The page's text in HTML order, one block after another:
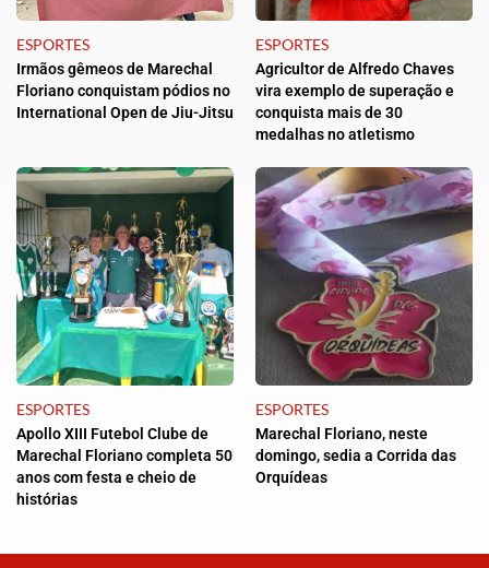
ESPORTES
Irmãos gêmeos de Marechal
Floriano conquistam pódios no
International Open de Jiu-Jitsu
ESPORTES
Agricultor de Alfredo Chaves
vira exemplo de superação e
conquista mais de 30
medalhas no atletismo
ESPORTES
Apollo XIII Futebol Clube de
Marechal Floriano completa 50
anos com festa e cheio de
histórias
ESPORTES
Marechal Floriano, neste
domingo, sedia a Corrida das
Orquídeas